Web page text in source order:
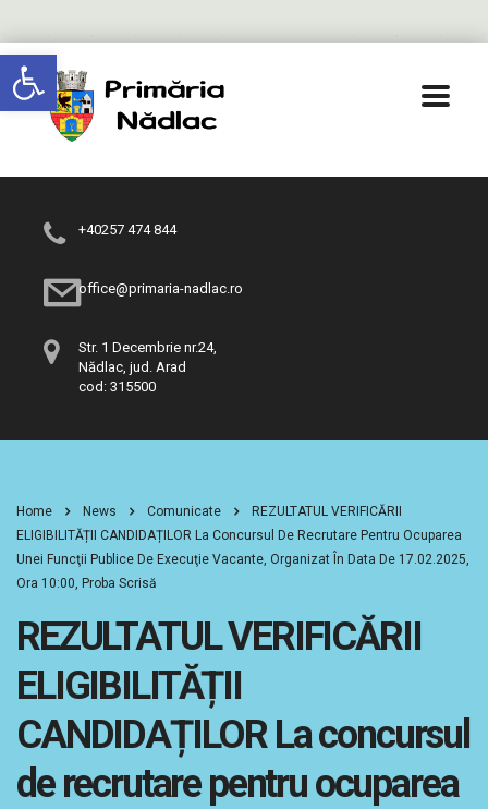
Deschide bara de unelte
+40257 474 844
office@primaria-nadlac.ro
Str. 1 Decembrie nr.24,
Nădlac, jud. Arad
cod: 315500
Home News Comunicate
REZULTATUL VERIFICĂRII
ELIGIBILITĂȚII CANDIDAȚILOR La Concursul De Recrutare Pentru Ocuparea
Unei Funcţii Publice De Execuţie Vacante, Organizat În Data De 17.02.2025,
Ora 10:00, Proba Scrisă
REZULTATUL VERIFICĂRII
ELIGIBILITĂȚII
CANDIDAȚILOR La concursul
de recrutare pentru ocuparea